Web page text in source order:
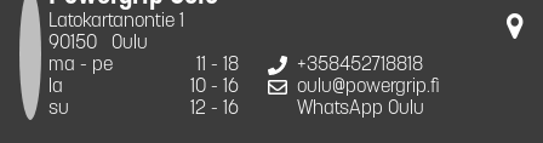
Latokartanontie 1
90150
Oulu
ma - pe
11 - 18
la
10 - 16
su
12 - 16
+358452718818
oulu@powergrip.fi
WhatsApp Oulu